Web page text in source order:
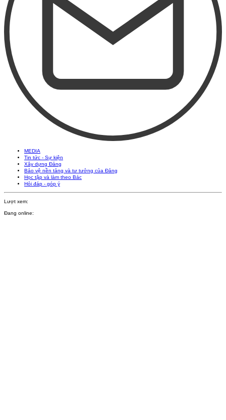
MEDIA
Tin tức - Sự kiện
Xây dựng Đảng
Bảo vệ nền tảng và tư tưởng của Đảng
Học tập và làm theo Bác
Hỏi đáp - góp ý
Lượt xem:
Đang online: